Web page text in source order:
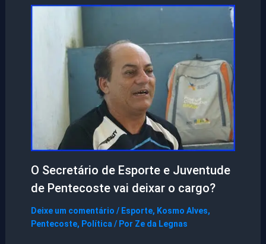
O Secretário de Esporte e Juventude
de Pentecoste vai deixar o cargo?
Deixe um comentário / Esporte, Kosmo Alves,
Pentecoste, Política / Por Ze da Legnas